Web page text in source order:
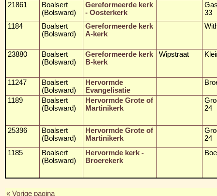
21861
Boalsert
(Bolsward)
Gereformeerde kerk
- Oosterkerk
33
1184
Boalsert
(Bolsward)
Gereformeerde kerk
A-kerk
23880
Boalsert
(Bolsward)
Gereformeerde kerk
B-kerk
Wipstraat
11247
Boalsert
(Bolsward)
Hervormde
Evangelisatie
1189
Boalsert
(Bolsward)
Hervormde Grote of
Martinikerk
24
25396
Boalsert
(Bolsward)
Hervormde Grote of
Martinikerk
24
1185
Boalsert
(Bolsward)
Hervormde kerk -
Broerekerk
« Vorige pagina